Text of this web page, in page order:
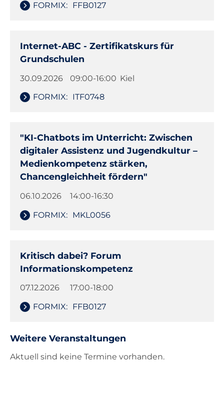
FORMIX: FFB0127
Internet-ABC - Zertifikatskurs für
Grundschulen
30.09.2026 09:00-16:00 Kiel
FORMIX: ITF0748
"KI-Chatbots im Unterricht: Zwischen
digitaler Assistenz und Jugendkultur –
Medienkompetenz stärken,
Chancengleichheit fördern"
06.10.2026
14:00-16:30
FORMIX: MKL0056
Kritisch dabei? Forum
Informationskompetenz
07.12.2026
17:00-18:00
FORMIX: FFB0127
Weitere Veranstaltungen
Aktuell sind keine Termine vorhanden.